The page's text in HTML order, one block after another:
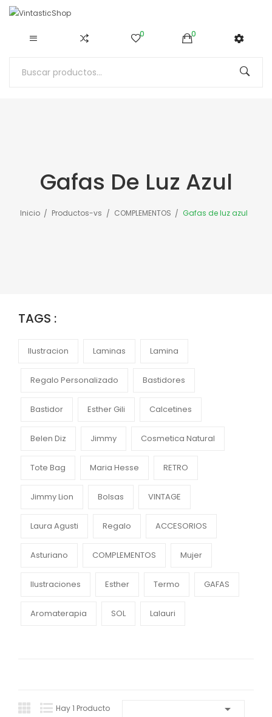
0 0
Gafas De Luz Azul
Inicio Productos-vs COMPLEMENTOS Gafas de luz azul
TAGS :
Ilustracion Laminas Lamina
Regalo Personalizado Bastidores
Bastidor Esther Gili Calcetines
Belen Diz Jimmy Cosmetica Natural
Tote Bag Maria Hesse RETRO
Jimmy Lion Bolsas VINTAGE
Laura Agusti Regalo ACCESORIOS
Asturiano COMPLEMENTOS Mujer
Ilustraciones Esther Termo GAFAS
Aromaterapia SOL Lalauri
Hay 1 Producto 